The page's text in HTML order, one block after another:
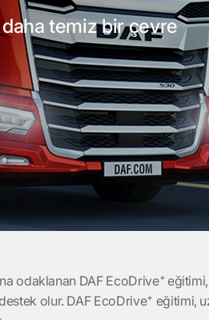
temiz bir çevre
odaklanan DAF EcoDrive+
olur. DAF EcoDrive+ eğitimi,